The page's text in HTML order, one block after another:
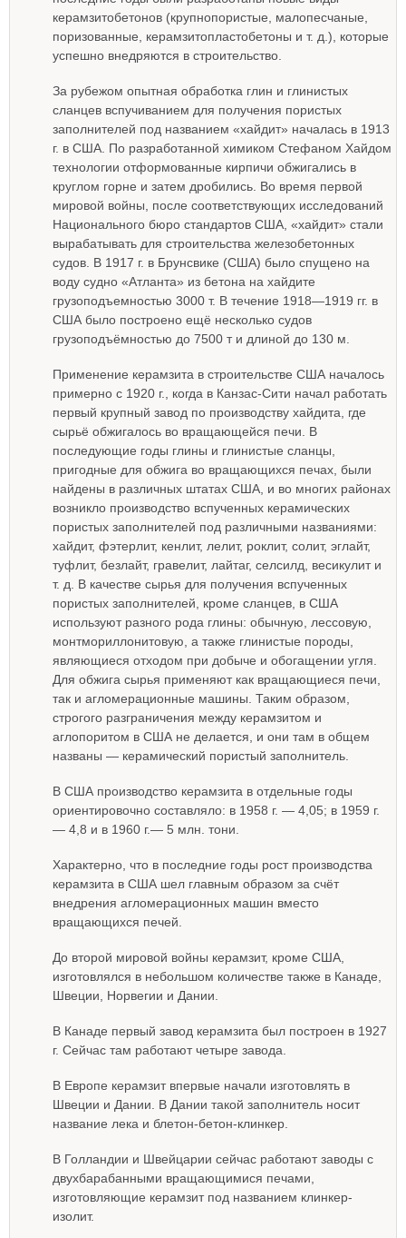
керамзитобетонов (крупнопористые, малопесчаные,
поризованные, керамзитопластобетоны и т. д.), которые
успешно внедряются в строительство.
За рубежом опытная обработка глин и глинистых
сланцев вспучиванием для получения пористых
заполнителей под названием «хайдит» началась в 1913
г. в США. По разработанной химиком Стефаном Хайдом
технологии отформованные кирпичи обжигались в
круглом горне и затем дробились. Во время первой
мировой войны, после соответствующих исследований
Национального бюро стандартов США, «хайдит» стали
вырабатывать для строительства железобетонных
судов. В 1917 г. в Брунсвике (США) было спущено на
воду судно «Атланта» из бетона на хайдите
грузоподъемностью 3000 т. В течение 1918—1919 гг. в
США было построено ещё несколько судов
грузоподъёмностью до 7500 т и длиной до 130 м.
Применение керамзита в строительстве США началось
примерно с 1920 г., когда в Канзас-Сити начал работать
первый крупный завод по производству хайдита, где
сырьё обжигалось во вращающейся печи. В
последующие годы глины и глинистые сланцы,
пригодные для обжига во вращающихся печах, были
найдены в различных штатах США, и во многих районах
возникло производство вспученных керамических
пористых заполнителей под различными названиями:
хайдит, фэтерлит, кенлит, лелит, роклит, солит, эглайт,
туфлит, безлайт, гравелит, лайтаг, селсилд, весикулит и
т. д. В качестве сырья для получения вспученных
пористых заполнителей, кроме сланцев, в США
используют разного рода глины: обычную, лессовую,
монтмориллонитовую, а также глинистые породы,
являющиеся отходом при добыче и обогащении угля.
Для обжига сырья применяют как вращающиеся печи,
так и агломерационные машины. Таким образом,
строгого разграничения между керамзитом и
аглопоритом в США не делается, и они там в общем
названы — керамический пористый заполнитель.
В США производство керамзита в отдельные годы
ориентировочно составляло: в 1958 г. — 4,05; в 1959 г.
— 4,8 и в 1960 г.— 5 млн. тони.
Характерно, что в последние годы рост производства
керамзита в США шел главным образом за счёт
внедрения агломерационных машин вместо
вращающихся печей.
До второй мировой войны керамзит, кроме США,
изготовлялся в небольшом количестве также в Канаде,
Швеции, Норвегии и Дании.
В Канаде первый завод керамзита был построен в 1927
г. Сейчас там работают четыре завода.
В Европе керамзит впервые начали изготовлять в
Швеции и Дании. В Дании такой заполнитель носит
название лека и блетон-бетон-клинкер.
В Голландии и Швейцарии сейчас работают заводы с
двухбарабанными вращающимися печами,
изготовляющие керамзит под названием клинкер-
изолит.